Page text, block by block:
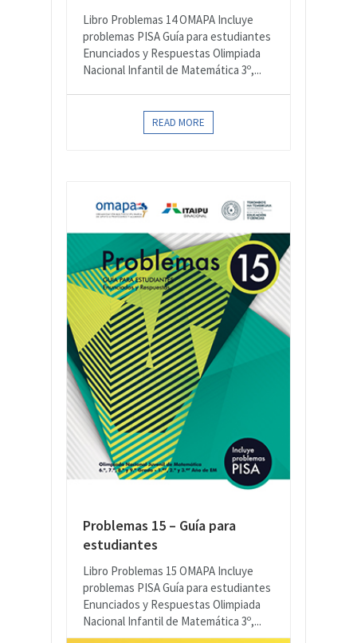
Libro Problemas 14 OMAPA Incluye
problemas PISA Guía para estudiantes
Enunciados y Respuestas Olimpiada
Nacional Infantil de Matemática 3º,...
READ MORE
Problemas 15 – Guía para
estudiantes
Libro Problemas 15 OMAPA Incluye
problemas PISA Guía para estudiantes
Enunciados y Respuestas Olimpiada
Nacional Infantil de Matemática 3º,...